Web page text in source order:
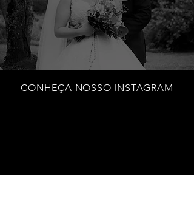
CONHEÇA NOSSO INSTAGRAM